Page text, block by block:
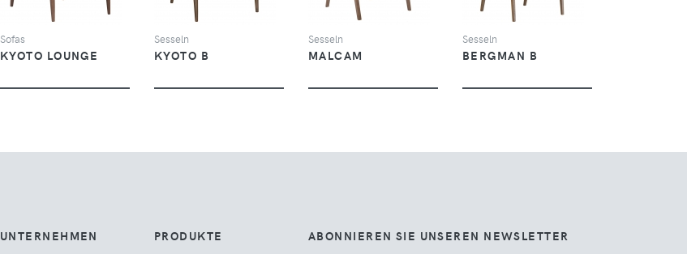
Sofas
KYOTO LOUNGE
Sesseln
KYOTO B
Sesseln
MALCAM
Sesseln
BERGMAN B
UNTERNEHMEN
PRODUKTE
ABONNIEREN SIE UNSEREN NEWSLETTER